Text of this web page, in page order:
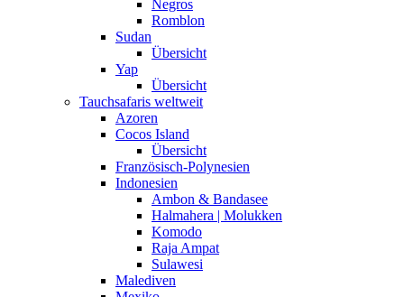
Negros
Romblon
Sudan
Übersicht
Yap
Übersicht
Tauchsafaris weltweit
Azoren
Cocos Island
Übersicht
Französisch-Polynesien
Indonesien
Ambon & Bandasee
Halmahera | Molukken
Komodo
Raja Ampat
Sulawesi
Malediven